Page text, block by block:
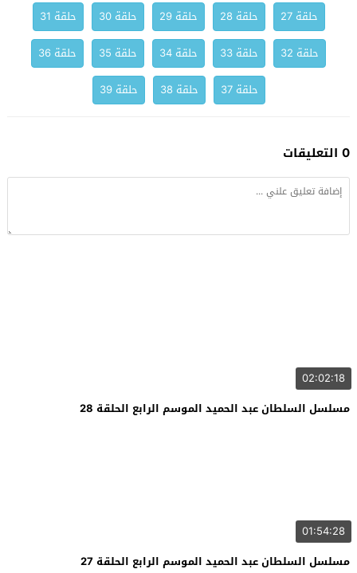
حلقة 27
حلقة 28 حلقة 29 حلقة 30
حلقة 31
حلقة 32
حلقة 33 حلقة 34 حلقة 35
حلقة 36
حلقة 37
حلقة 38 حلقة 39
0 التعليقات
02:02:18
مسلسل السلطان عبد الحميد الموسم الرابع الحلقة 28
01:54:28
مسلسل السلطان عبد الحميد الموسم الرابع الحلقة 27